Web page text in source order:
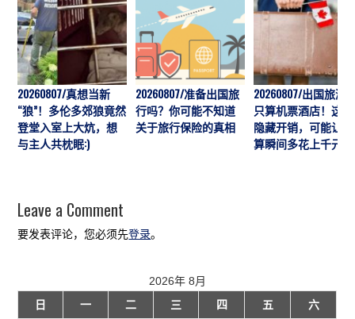
20260807/真想当新
“狼”！多伦多郊狼竟然
登堂入室上大炕，想
与主人共枕眠:)
20260807/准备出国旅
行吗？你可能不知道
关于旅行保险的真相
20260807/出国旅游
只算机票酒店！这7
隐藏开销，可能让预
算瞬间多花上千元
Leave a Comment
要发表评论，您必须先登录。
2026年 8月
日
一 二 三 四 五 六